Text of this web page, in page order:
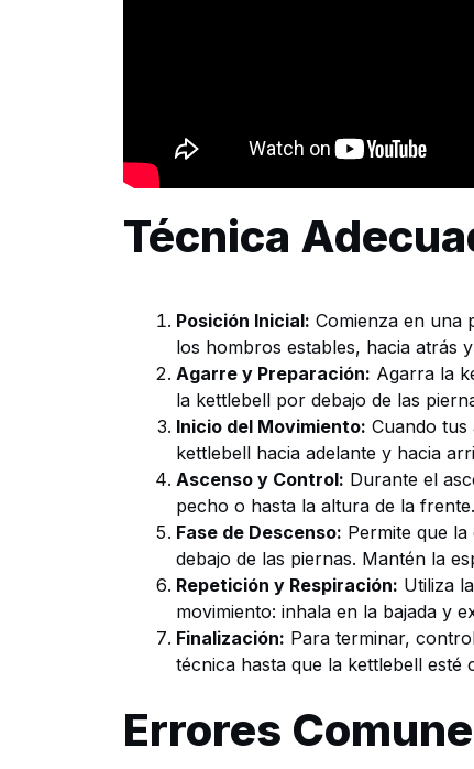
Técnica
Posición Inicial: Comienza en una
los hombros estables, hacia atrás
Agarre y Preparación: Agarra la
la kettlebell por debajo de las
Inicio del Movimiento: Cuando
kettlebell hacia adelante y hacia
Ascenso y Control: Durante el
pecho o hasta la altura de la
Fase de Descenso: Permite que
debajo de las piernas. Mantén la
Repetición y Respiración: Utiliza
movimiento: inhala en la bajada y
Finalización: Para terminar,
técnica hasta que la kettlebell esté
Errores